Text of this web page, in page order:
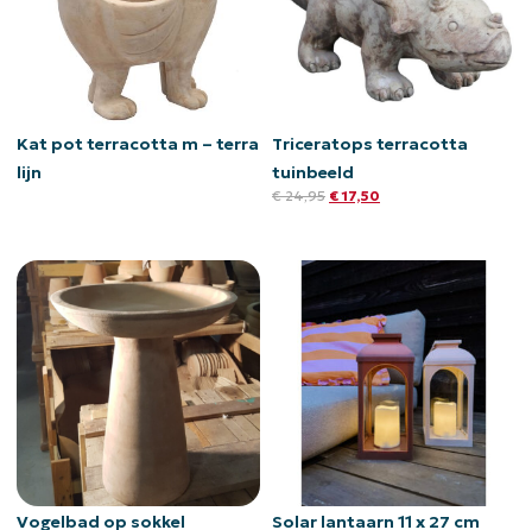
Kat pot terracotta m – terra
lijn
Triceratops terracotta
tuinbeeld
€24,95 €17,50
Vogelbad op sokkel Solar lantaarn 11 x 27 cm